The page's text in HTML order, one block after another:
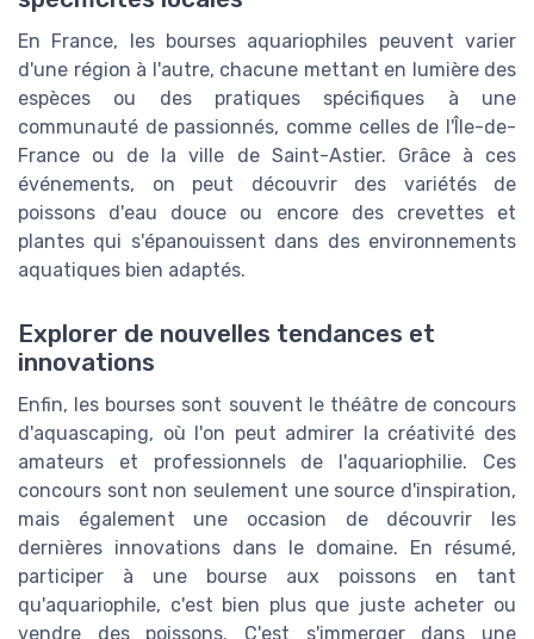
En France, les bourses aquariophiles peuvent varier
d'une région à l'autre, chacune mettant en lumière des
espèces ou des pratiques spécifiques à une
communauté de passionnés, comme celles de l'Île-de-
France ou de la ville de Saint-Astier. Grâce à ces
événements, on peut découvrir des variétés de
poissons d'eau douce ou encore des crevettes et
plantes qui s'épanouissent dans des environnements
aquatiques bien adaptés.
Explorer de nouvelles tendances et
innovations
Enfin, les bourses sont souvent le théâtre de concours
d'aquascaping, où l'on peut admirer la créativité des
amateurs et professionnels de l'aquariophilie. Ces
concours sont non seulement une source d'inspiration,
mais également une occasion de découvrir les
dernières innovations dans le domaine. En résumé,
participer à une bourse aux poissons en tant
qu'aquariophile, c'est bien plus que juste acheter ou
vendre des poissons. C'est s'immerger dans une